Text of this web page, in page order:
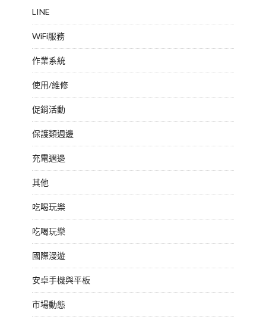
LINE
WiFi服務
作業系統
使用/維修
促銷活動
保護類週邊
充電週邊
其他
吃喝玩樂
吃喝玩樂
國際漫遊
安卓手機與平板
市場動態